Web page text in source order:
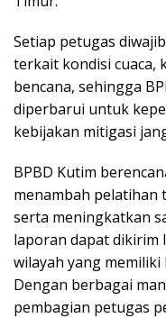
Setiap petugas
terkait kondisi cuaca,
bencana, sehingga
diperbarui untuk
kebijakan mitigasi
BPBD Kutim
menambah pelatihan
serta meningkatkan
laporan dapat dikirim
wilayah yang
Dengan berbagai
pembagian petugas